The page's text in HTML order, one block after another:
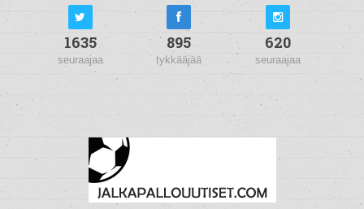
1635
seuraajaa
895
tykkääjää
620
seuraajaa